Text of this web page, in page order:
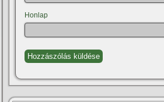
Honlap